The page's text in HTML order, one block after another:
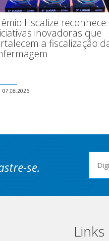
Fiscalize reconhece
inovadoras que
a fiscalização
07.08.2026
se.